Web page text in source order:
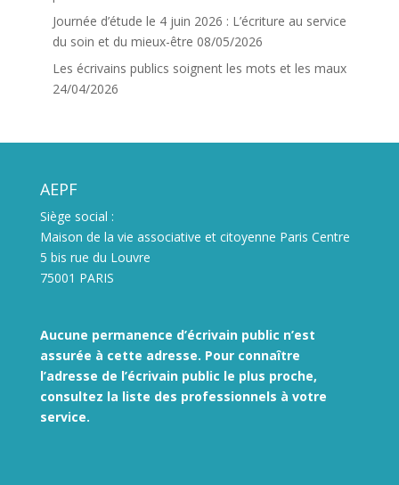
Journée d’étude le 4 juin 2026 : L’écriture au service
du soin et du mieux-être 08/05/2026
Les écrivains publics soignent les mots et les maux
24/04/2026
AEPF
Siège social :
Maison de la vie associative et citoyenne Paris Centre
5 bis rue du Louvre
75001 PARIS
Aucune permanence d’écrivain public n’est
assurée à cette adresse. Pour connaître
l’adresse de l’écrivain public le plus proche,
consultez la liste des professionnels à votre
service.